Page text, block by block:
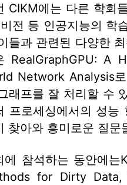
CIKM에는 다른 학회
전 등 인공지능의 학
들과 관련된 다양한
RealGraphGPU: A
Network Analysis
래프를 잘 처리할 수
프로세싱에서의 성
찾아와 흥미로운 질문
에 참석하는 동안에
for Dirty Data,